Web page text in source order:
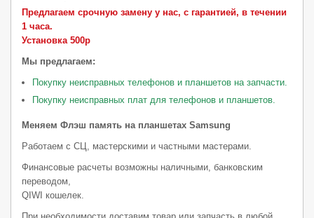
Предлагаем срочную замену у нас, с гарантией, в течении
1 часа.
Установка 500р
Мы предлагаем:
Покупку неисправных телефонов и планшетов на запчасти.
Покупку неисправных плат для телефонов и планшетов.
Меняем Флэш память на планшетах Samsung
Работаем с СЦ, мастерскими и частными мастерами.
Финансовые расчеты возможны наличными, банковским
переводом,
QIWI кошелек.